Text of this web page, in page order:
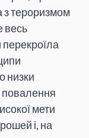
з тероризмом
весь
перекроїла
низки
повалення
мети
і, на